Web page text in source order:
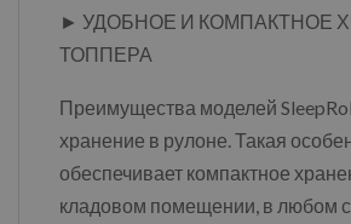
► УДОБНОЕ И КОМПАКТНОЕ
ТОППЕРА
Преимущества моделей
хранение в рулоне. Такая
обеспечивает компактное
кладовом помещении, в любом